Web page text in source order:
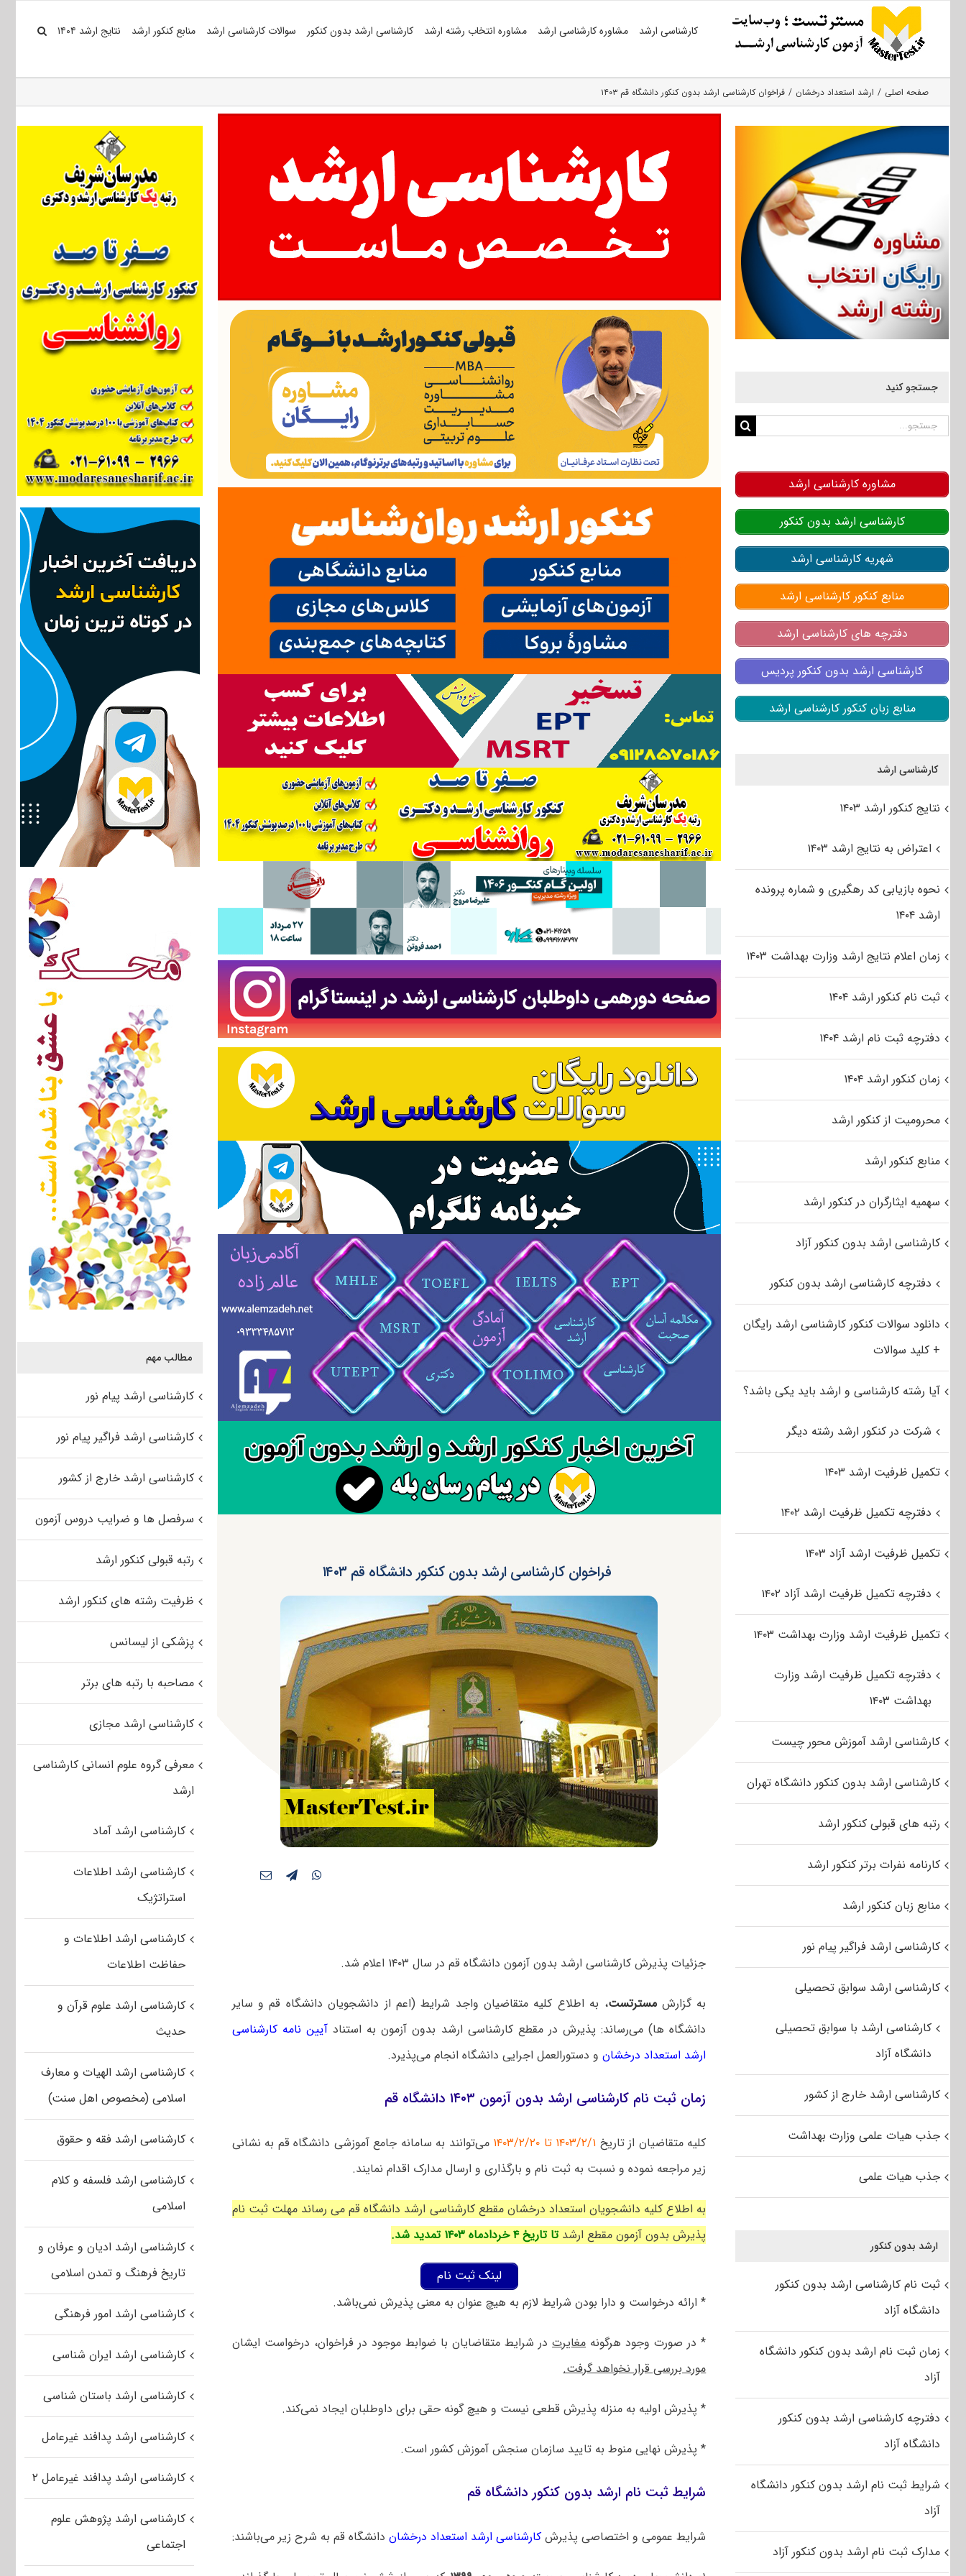
کارشناسی ارشد مشاوره کارشناسی ارشد مشاوره انتخاب رشته ارشد کارشناسی ارشد بدون کنکور سوالات کارشناسی ارشد منابع کنکور ارشد نتایج ارشد ۱۴۰۴
صفحه اصلی ارشد استعداد درخشان فراخوان کارشناسی ارشد بدون کنکور دانشگاه قم ۱۴۰۳
فراخوان کارشناسی ارشد بدون کنکور دانشگاه قم ۱۴۰۳
جزئیات پذیرش کارشناسی ارشد بدون آزمون دانشگاه قم در سال ۱۴۰۳ اعلام شد.
به گزارشمسترتست، به اطلاع کلیه متقاضیان واجد شرایط (اعم از دانشجویان دانشگاه قم و سایر
دانشگاه ها) می‌رساند: پذیرش در مقطع کارشناسی ارشد بدون آزمون به استنادآیین نامه کارشناسی
ارشد استعداد درخشانو دستورالعمل اجرایی دانشگاه انجام می‌پذیرد.
زمان ثبت نام کارشناسی ارشد بدون آزمون ۱۴۰۳ دانشگاه قم
کلیه متقاضیان از تاریخ ۱۴۰۳/۲/۱ تا ۱۴۰۳/۲/۲۰
می‌توانند به سامانه جامع آموزشی دانشگاه قم به نشانی
زیر مراجعه نموده و نسبت به ثبت نام و بارگذاری و ارسال مدارک اقدام نمایند.
به اطلاع کلیه دانشجویان استعداد درخشان مقطع کارشناسی ارشد دانشگاه قم می رساند مهلت ثبت نام
پذیرش بدون آزمون مقطع ارشدتا تاریخ ۴ خردادماه ۱۴۰۳ تمدید شد.
لینک ثبت نام
* ارائه درخواست و دارا بودن شرایط لازم به هیچ عنوان به معنی پذیرش نمی‌باشد.
* در صورت وجود هرگونه مغایرتدر شرایط متقاضایان با ضوابط موجود در فراخوان، درخواست ایشان
مورد بررسی قرار نخواهد گرفت.
* پذیرش اولیه به منزله پذیرش قطعی نیست و هیچ گونه حقی برای داوطلبان ایجاد نمی‌کند.
* پذیرش نهایی منوط به تایید سازمان سنجش آموزش کشور است.
شرایط ثبت نام ارشد بدون کنکور دانشگاه قم
شرایط عمومی و اختصاصی پذیرش کارشناسی ارشد استعداد درخشان دانشگاه ‌قم به شرح زیر می‌باشند:
مطالب مهم
کارشناسی ارشد پیام نور
کارشناسی ارشد فراگیر پیام نور
کارشناسی ارشد خارج از کشور
سرفصل ها و ضرایب دروس آزمون
رتبه قبولی کنکور ارشد
ظرفیت رشته های کنکور ارشد
پزشکی از لیسانس
مصاحبه با رتبه های برتر
کارشناسی ارشد مجازی
معرفی گروه علوم انسانی کارشناسی
ارشد
کارشناسی ارشد آماد
کارشناسی ارشد اطلاعات
استراتژیک
کارشناسی ارشد اطلاعات و
حفاظت اطلاعات
کارشناسی ارشد علوم قرآن و
حدیث
کارشناسی ارشد الهیات و معارف
اسلامی (مخصوص اهل سنت)
کارشناسی ارشد فقه و حقوق
کارشناسی ارشد فلسفه و کلام
اسلامی
کارشناسی ارشد ادیان و عرفان و
تاریخ فرهنگ و تمدن اسلامی
کارشناسی ارشد امور فرهنگی
کارشناسی ارشد ایران شناسی
کارشناسی ارشد باستان شناسی
کارشناسی ارشد پدافند غیرعامل
کارشناسی ارشد پدافند غیرعامل ۲
کارشناسی ارشد پژوهش علوم
اجتماعی
جستجو کنید
جستجو
مشاوره کارشناسی ارشد
کارشناسی ارشد بدون کنکور
شهریه کارشناسی ارشد
منابع کنکور کارشناسی ارشد
دفترچه های کارشناسی ارشد
کارشناسی ارشد بدون کنکور پردیس
منابع زبان کنکور کارشناسی ارشد
کارشناسی ارشد
نتایج کنکور ارشد ۱۴۰۳
اعتراض به نتایج ارشد ۱۴۰۳
نحوه بازیابی کد رهگیری و شماره پرونده
ارشد ۱۴۰۴
زمان اعلام نتایج ارشد وزارت بهداشت ۱۴۰۳
ثبت نام کنکور ارشد ۱۴۰۴
دفترچه ثبت نام ارشد ۱۴۰۴
زمان کنکور ارشد ۱۴۰۴
محرومیت از کنکور ارشد
منابع کنکور ارشد
سهمیه ایثارگران در کنکور ارشد
کارشناسی ارشد بدون کنکور آزاد
دفترچه کارشناسی ارشد بدون کنکور
دانلود سوالات کنکور کارشناسی ارشد رایگان
+ کلید سوالات
آیا رشته کارشناسی و ارشد باید یکی باشد؟
شرکت در کنکور ارشد رشته دیگر
تکمیل ظرفیت ارشد ۱۴۰۳
دفترچه تکمیل ظرفیت ارشد ۱۴۰۲
تکمیل ظرفیت ارشد آزاد ۱۴۰۳
دفترچه تکمیل ظرفیت ارشد آزاد ۱۴۰۲
تکمیل ظرفیت ارشد وزارت بهداشت ۱۴۰۳
دفترچه تکمیل ظرفیت ارشد وزارت
بهداشت ۱۴۰۳
کارشناسی ارشد آموزش محور چیست
کارشناسی ارشد بدون کنکور دانشگاه تهران
رتبه های قبولی کنکور ارشد
کارنامه نفرات برتر کنکور ارشد
منابع زبان کنکور ارشد
کارشناسی ارشد فراگیر پیام نور
کارشناسی ارشد سوابق تحصیلی
کارشناسی ارشد با سوابق تحصیلی
دانشگاه آزاد
کارشناسی ارشد خارج از کشور
جذب هیات علمی وزارت بهداشت
جذب هیات علمی
ارشد بدون کنکور
ثبت نام کارشناسی ارشد بدون کنکور
دانشگاه آزاد
زمان ثبت نام ارشد بدون کنکور دانشگاه
آزاد
دفترچه کارشناسی ارشد بدون کنکور
دانشگاه آزاد
شرایط ثبت نام ارشد بدون کنکور دانشگاه
آزاد
مدارک ثبت نام ارشد بدون کنکور آزاد